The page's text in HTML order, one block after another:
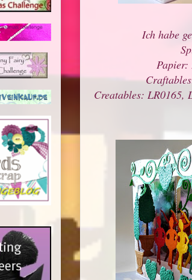
Ich habe
Papier:
Creatables: LR0165,